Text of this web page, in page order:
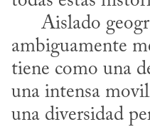
ambiguamente
tiene como una
una intensa
una diversidad